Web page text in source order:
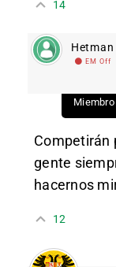
14
EM Off
Miembro
Competirán
gente
hacernos
12